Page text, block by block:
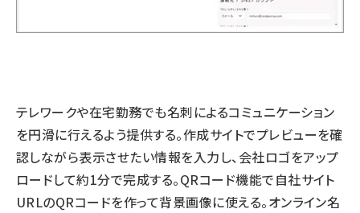
テレワークや在宅勤務でも名刺によるコミュニケーション
を円滑に行えるよう提供する。作成サイトでプレビューを確
認しながら表示させたい情報を入力し、会社ロゴをアップ
ロードして約1分で完成する。QRコード機能で自社サイト
URLのQRコードを作って背景画像に使える。オンライン名